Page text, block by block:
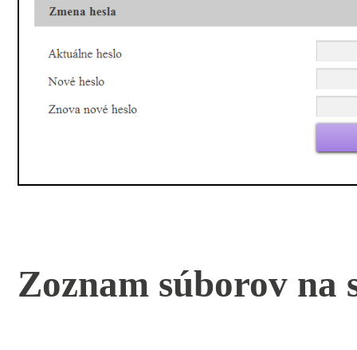
Zoznam súborov na